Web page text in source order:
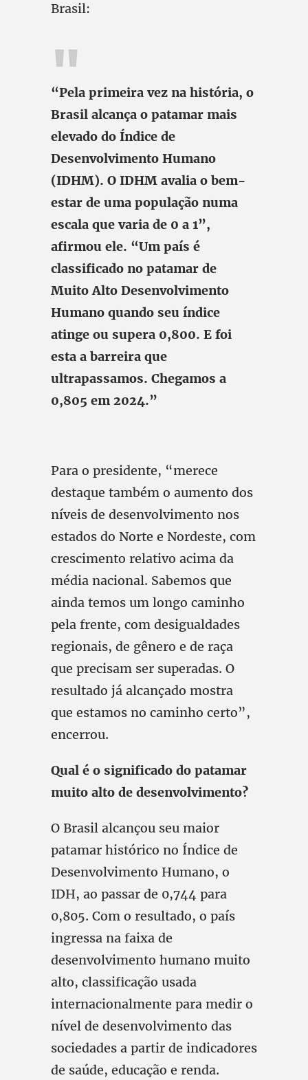
Brasil:
“Pela primeira vez na história, o
Brasil alcança o patamar mais
elevado do Índice de
Desenvolvimento Humano
(IDHM). O IDHM avalia o bem-
estar de uma população numa
escala que varia de 0 a 1”,
afirmou ele. “Um país é
classificado no patamar de
Muito Alto Desenvolvimento
Humano quando seu índice
atinge ou supera 0,800. E foi
esta a barreira que
ultrapassamos. Chegamos a
0,805 em 2024.”
Para o presidente, “merece
destaque também o aumento dos
níveis de desenvolvimento nos
estados do Norte e Nordeste, com
crescimento relativo acima da
média nacional. Sabemos que
ainda temos um longo caminho
pela frente, com desigualdades
regionais, de gênero e de raça
que precisam ser superadas. O
resultado já alcançado mostra
que estamos no caminho certo”,
encerrou.
Qual é o significado do patamar
muito alto de desenvolvimento?
O Brasil alcançou seu maior
patamar histórico no Índice de
Desenvolvimento Humano, o
IDH, ao passar de 0,744 para
0,805. Com o resultado, o país
ingressa na faixa de
desenvolvimento humano muito
alto, classificação usada
internacionalmente para medir o
nível de desenvolvimento das
sociedades a partir de indicadores
de saúde, educação e renda.